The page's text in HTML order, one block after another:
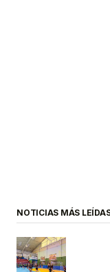
NOTICIAS MÁS